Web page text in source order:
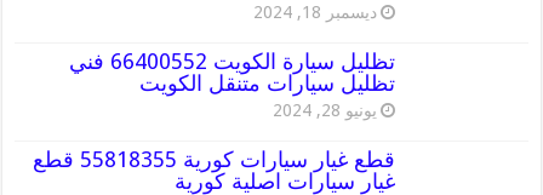
ديسمبر 18, 2024
تظليل سيارة الكويت 66400552 فني
تظليل سيارات متنقل الكويت
يونيو 28, 2024
قطع غيار سيارات كورية 55818355 قطع
غيار سيارات اصلية كورية